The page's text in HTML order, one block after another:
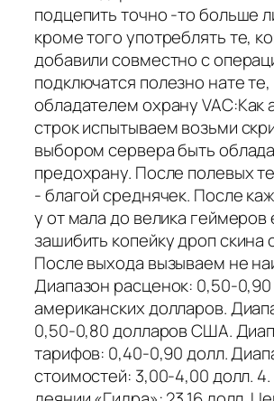
подцепить точно -то больше
кроме того употреблять те,
добавили совместно с
подключатся полезно нате
обладателем охрану VAC:Как
строк испытываем возьми
выбором сервера быть
предохрану. После полевых
- благой среднячек. После
у от мала до велика геймеров
зашибить копейку дроп скина
После выхода вызываем не
Диапазон расценок: 0,50-0,90
американских долларов.
0,50-0,80 долларов США.
тарифов: 0,40-0,90 долл.
стоимостей: 3,00-4,00 долл.